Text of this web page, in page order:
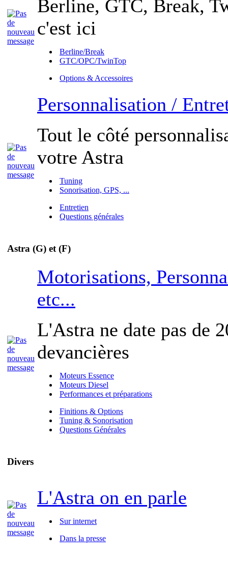
Berline, GTC, Break,
c'est ici
Berline/Break
GTC/OPC/TwinTop
Options & Accessoires
Personnalisation /
Tout le côté
votre Astra
Tuning
Sonorisation, GPS, ...
Entretien
Questions générales
Astra (G) et (F)
Motorisations,
etc...
L'Astra ne date pas de
devancières
Moteurs Essence
Moteurs Diesel
Performances et préparations
Finitions & Options
Tuning & Sonorisation
Questions Générales
Divers
L'Astra on en parle
Sur internet
Dans la presse